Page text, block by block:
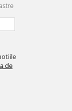
de